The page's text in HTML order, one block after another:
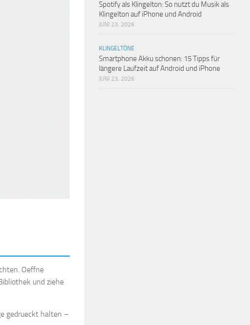
Oeffne
und ziehe
gedrueckt halten –
Spotify als Klingelton: So nutzt du Musik als
Klingelton auf iPhone und Android
JUNI 23, 2026
KLINGELTÖNE
Smartphone Akku schonen: 15 Tipps für
längere Laufzeit auf Android und iPhone
JUNI 23, 2026